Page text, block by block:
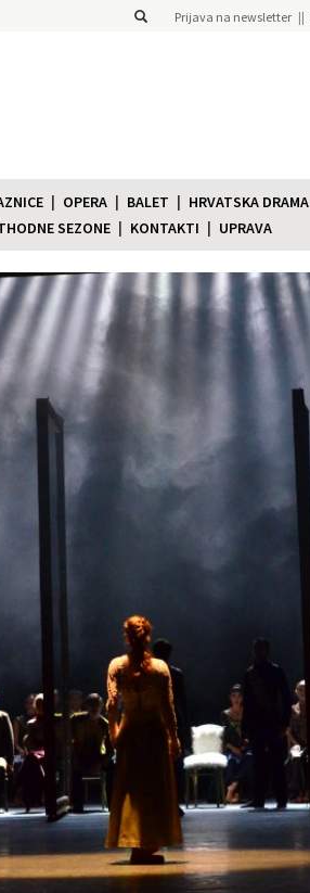
Prijava na newsletter
OPERA BALET HRVATSKA DRAMA
SEZONE KONTAKTI UPRAVA